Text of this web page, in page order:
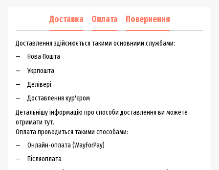
Доставка Оплата Повернення
Доставлення здійснюється такими основними службами:
Нова Пошта
Укрпошта
Делівері
Доставлення кур'єром
Детальнішу інформацію про способи доставлення ви можете
отримати тут.
Оплата проводиться такими способами:
Онлайн-оплата (WayForPay)
Післяоплата